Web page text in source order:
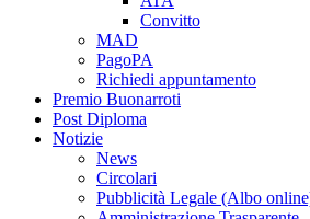
Convitto
MAD
PagoPA
Richiedi appuntamento
Premio Buonarroti
Post Diploma
Notizie
News
Circolari
Pubblicità Legale (Albo